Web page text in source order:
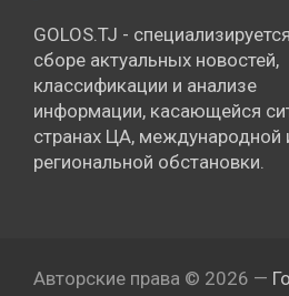
GOLOS.TJ -
сборе актуальных новостей,
классификации и анализе
информации, касающейся
странах ЦА, международной
региональной обстановки.
Авторские права © 2026 —